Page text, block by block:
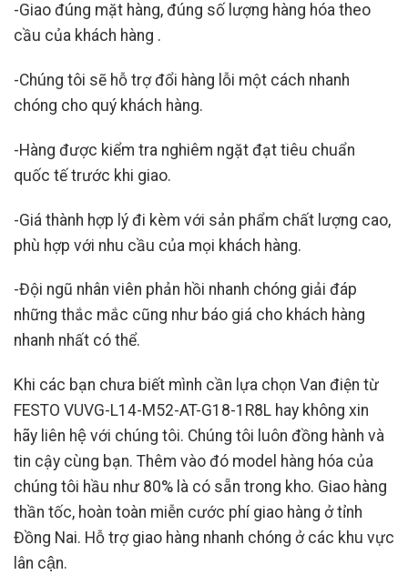
-Giao đúng mặt hàng, đúng số lượng hàng hóa theo
cầu của khách hàng .
-Chúng tôi sẽ hỗ trợ đổi hàng lỗi một cách nhanh
chóng cho quý khách hàng.
-Hàng được kiểm tra nghiêm ngặt đạt tiêu chuẩn
quốc tế trước khi giao.
-Giá thành hợp lý đi kèm với sản phẩm chất lượng cao,
phù hợp với nhu cầu của mọi khách hàng.
-Đội ngũ nhân viên phản hồi nhanh chóng giải đáp
những thắc mắc cũng như báo giá cho khách hàng
nhanh nhất có thể.
Khi các bạn chưa biết mình cần lựa chọn Van điện từ
FESTO VUVG-L14-M52-AT-G18-1R8L hay không xin
hãy liên hệ với chúng tôi. Chúng tôi luôn đồng hành và
tin cậy cùng bạn. Thêm vào đó model hàng hóa của
chúng tôi hầu như 80% là có sẵn trong kho. Giao hàng
thần tốc, hoàn toàn miễn cước phí giao hàng ở tỉnh
Đồng Nai. Hỗ trợ giao hàng nhanh chóng ở các khu vực
lân cận.